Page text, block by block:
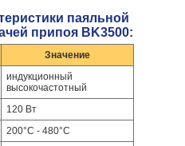
паяльной
припоя BK3500:
Значение
индукционный
высокочастотный
120 Вт
200°С - 480°С